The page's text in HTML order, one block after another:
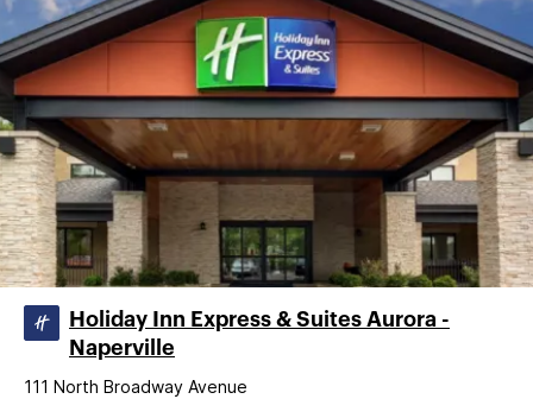
Holiday Inn Express & Suites Aurora -
Naperville
111 North Broadway Avenue